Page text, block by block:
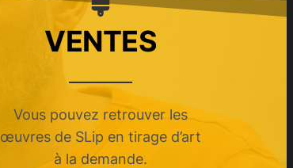
VENTES
Vous pouvez retrouver les
œuvres de SLip en tirage d’art
à la demande.